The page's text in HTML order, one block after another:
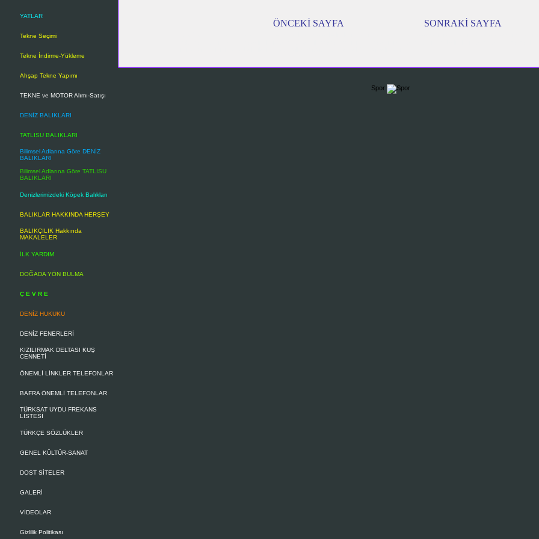
YATLAR
Tekne Seçimi
Tekne İndirme-Yükleme
Ahşap Tekne Yapımı
TEKNE ve MOTOR Alımı-Satışı
DENİZ BALIKLARI
TATLISU BALIKLARI
Bilimsel Adlarına Göre DENİZ
BALIKLARI
Bilimsel Adlarına Göre TATLISU
BALIKLARI
Denizlerimizdeki Köpek Balıkları
BALIKLAR HAKKINDA HERŞEY
BALIKÇILIK Hakkında
MAKALELER
İLK YARDIM
DOĞADA YÖN BULMA
Ç E V R E
DENİZ HUKUKU
DENİZ FENERLERİ
KIZILIRMAK DELTASI KUŞ
CENNETİ
ÖNEMLİ LİNKLER TELEFONLAR
BAFRA ÖNEMLİ TELEFONLAR
TÜRKSAT UYDU FREKANS
LİSTESİ
TÜRKÇE SÖZLÜKLER
GENEL KÜLTÜR-SANAT
DOST SİTELER
GALERİ
VİDEOLAR
Gizlilik Politikası
ÖNCEKİ SAYFA SONRAKİ SAYFA
Spor